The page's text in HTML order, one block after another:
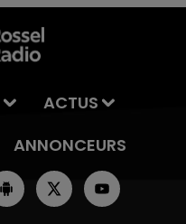
ACTUS
ANNONCEURS